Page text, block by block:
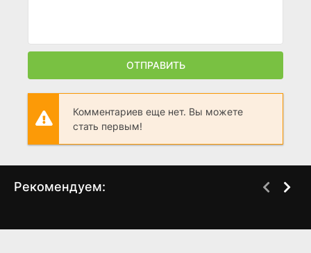
ОТПРАВИТЬ
Комментариев еще нет. Вы можете
стать первым!
Рекомендуем: